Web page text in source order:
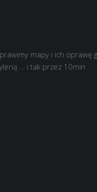
mapy i ich oprawę
… i tak przez 10min